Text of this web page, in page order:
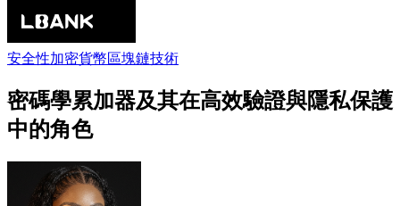
安全性加密貨幣區塊鏈技術
密碼學累加器及其在高效驗證與隱私保護
中的角色